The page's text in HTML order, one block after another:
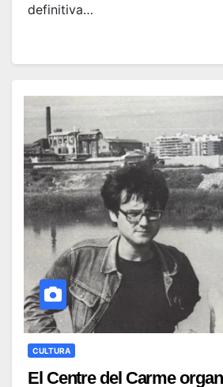
definitiva…
CULTURA
El Centre del Carme